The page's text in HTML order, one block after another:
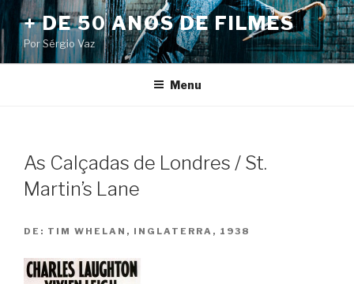
Pular
para
o
conteúdo
+ DE 50 ANOS DE FILMES
Por Sérgio Vaz
Menu
As Calçadas de Londres / St.
Martin’s Lane
DE: TIM WHELAN, INGLATERRA, 1938